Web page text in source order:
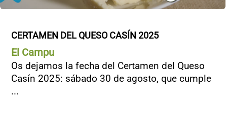
CERTAMEN DEL QUESO CASÍN 2025
El Campu
Os dejamos la fecha del Certamen del Queso
Casín 2025: sábado 30 de agosto, que cumple
...